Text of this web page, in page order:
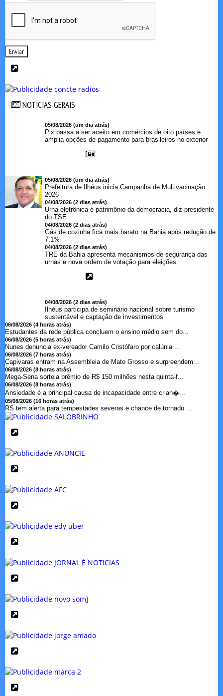
Enviar
NOTICIAS GERAIS
05/08/2026 (um dia atrás)
Pix passa a ser aceito em comércios de oito países e
amplia opções de pagamento para brasileiros no exterior
05/08/2026 (um dia atrás)
Prefeitura de Ilhéus inicia Campanha de Multivacinação
2026
04/08/2026 (2 dias atrás)
Urna eletrônica é patrimônio da democracia, diz presidente
do TSE
04/08/2026 (2 dias atrás)
Gás de cozinha fica mais barato na Bahia após redução de
7,1%
04/08/2026 (2 dias atrás)
TRE da Bahia apresenta mecanismos de segurança das
urnas e nova ordem de votação para eleições
04/08/2026 (2 dias atrás)
Ilhéus participa de seminário nacional sobre turismo
sustentável e captação de investimentos
06/08/2026 (4 horas atrás)
Estudantes da rede pública concluem o ensino médio sem do...
06/08/2026 (5 horas atrás)
Nunes denuncia ex-vereador Camilo Cristófaro por calúnia ...
06/08/2026 (7 horas atrás)
Capivaras entram na Assembleia de Mato Grosso e surpreendem...
06/08/2026 (8 horas atrás)
Mega-Sena sorteia prêmio de R$ 150 milhões nesta quinta-f...
06/08/2026 (8 horas atrás)
Ansiedade é a principal causa de incapacidade entre crian�...
05/08/2026 (16 horas atrás)
RS tem alerta para tempestades severas e chance de tornado ...